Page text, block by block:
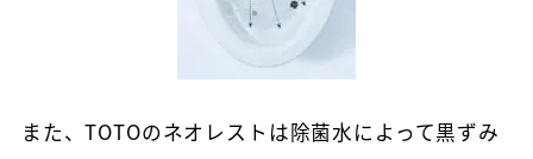
また、TOTOのネオレストは除菌水によって黒ずみ